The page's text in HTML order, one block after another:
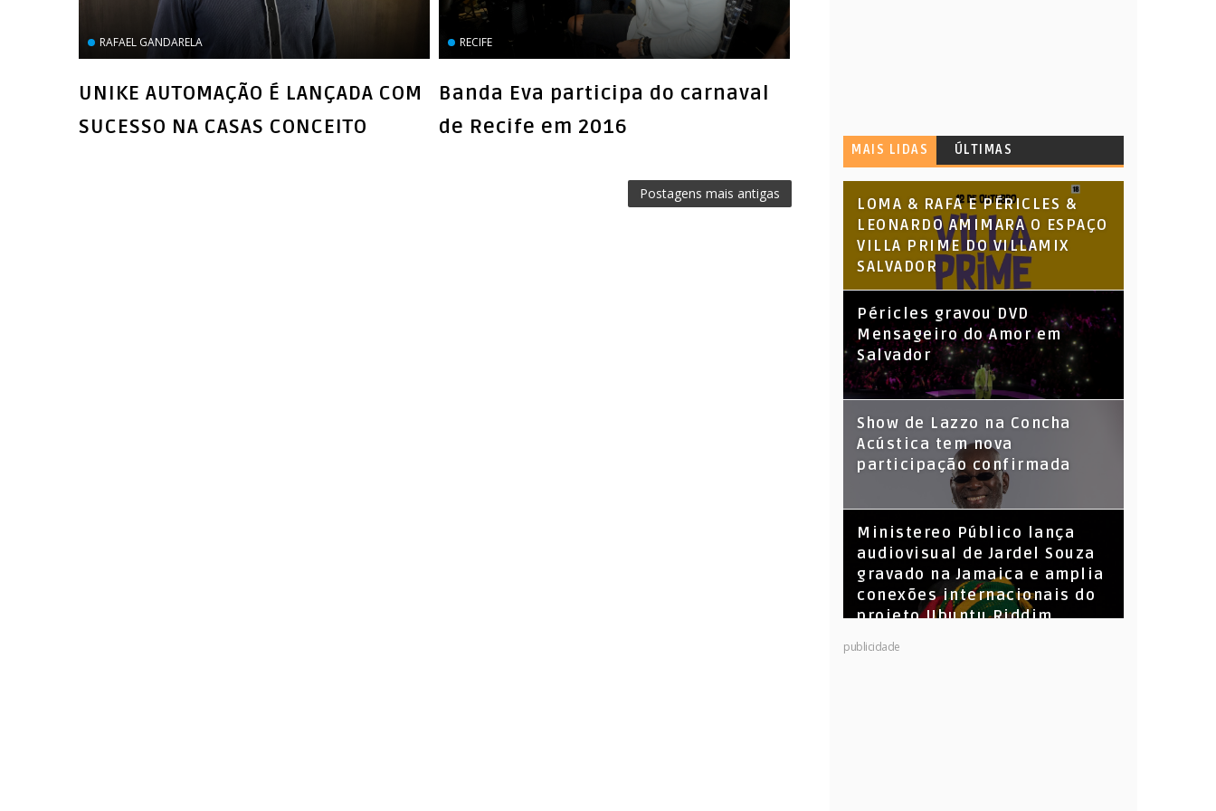
RAFAEL GANDARELA
UNIKE AUTOMAÇÃO É LANÇADA COM
SUCESSO NA CASAS CONCEITO
RECIFE
Banda Eva participa do carnaval
de Recife em 2016
Postagens mais antigas
MAIS LIDAS ÚLTIMAS
LOMA & RAFA E PÉRICLES &
LEONARDO AMIMARA O ESPAÇO
VILLA PRIME DO VILLAMIX
SALVADOR
Péricles gravou DVD
Mensageiro do Amor em
Salvador
Show de Lazzo na Concha
Acústica tem nova
participação confirmada
​Ministereo Público lança
audiovisual de Jardel Souza
gravado na Jamaica e amplia
conexões internacionais do
projeto Ubuntu Riddim
KL Jay (Racionais MC’s), DJ
publicidade